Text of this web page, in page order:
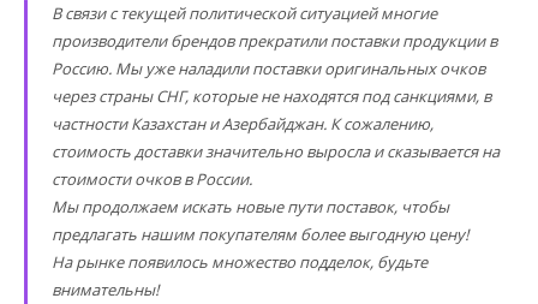
В связи с текущей политической ситуацией многие
производители брендов прекратили поставки продукции в
Россию. Мы уже наладили поставки оригинальных очков
через страны СНГ, которые не находятся под санкциями, в
частности Казахстан и Азербайджан. К сожалению,
стоимость доставки значительно выросла и сказывается на
стоимости очков в России.
Мы продолжаем искать новые пути поставок, чтобы
предлагать нашим покупателям более выгодную цену!
На рынке появилось множество подделок, будьте
внимательны!